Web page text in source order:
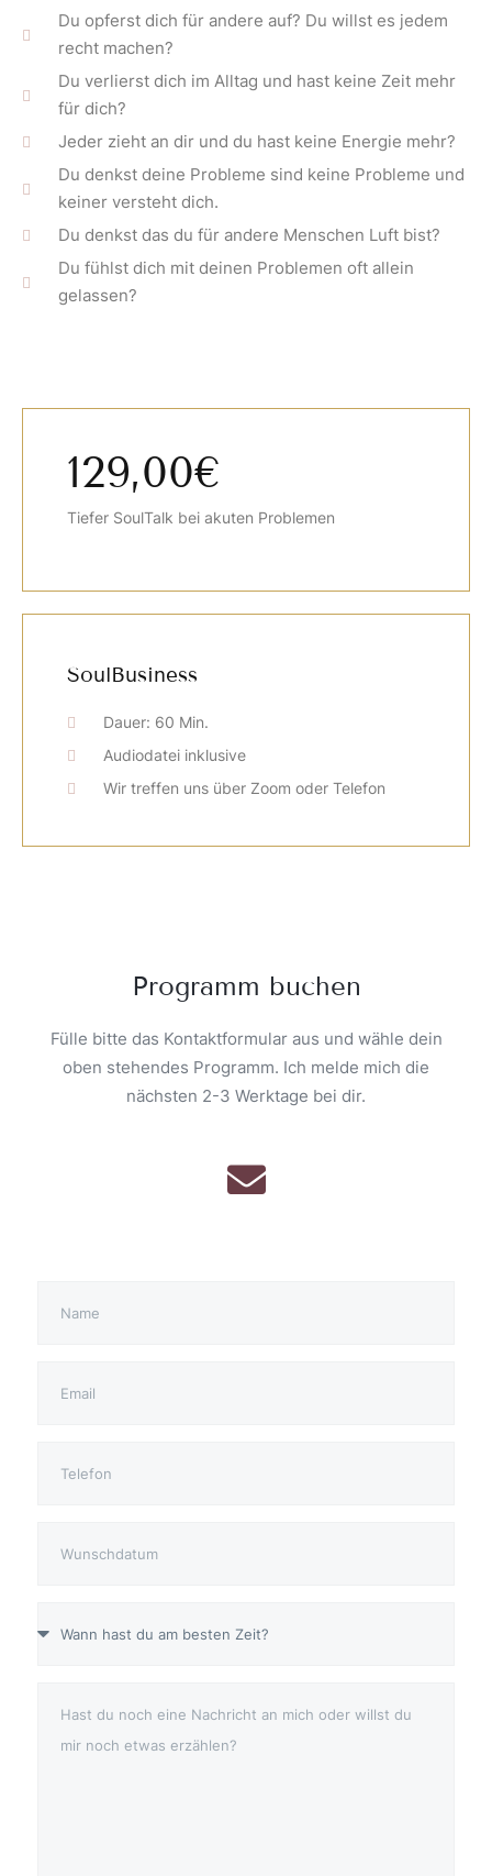
Du opferst dich für andere auf? Du willst es jedem
recht machen?
Du verlierst dich im Alltag und hast keine Zeit mehr
für dich?
Jeder zieht an dir und du hast keine Energie mehr?
Du denkst deine Probleme sind keine Probleme und
keiner versteht dich.
Du denkst das du für andere Menschen Luft bist?
Du fühlst dich mit deinen Problemen oft allein
gelassen?
129,00€
Tiefer SoulTalk bei akuten Problemen
SoulBusiness
Dauer: 60 Min.
Audiodatei inklusive
Wir treffen uns über Zoom oder Telefon
Programm buchen
Fülle bitte das Kontaktformular aus und wähle dein
oben stehendes Programm. Ich melde mich die
nächsten 2-3 Werktage bei dir.